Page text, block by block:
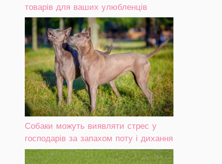
товарів для ваших улюбленців
Собаки можуть виявляти стрес у
господарів за запахом поту і дихання